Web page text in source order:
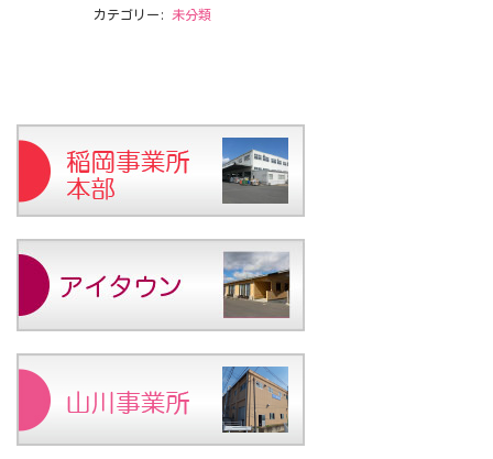
カテゴリー: 未分類